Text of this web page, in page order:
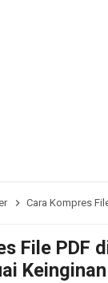
Cara Kompres File PDF
File PDF
Keinginan